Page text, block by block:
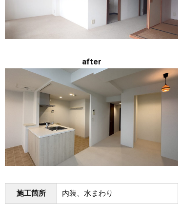
after
施工箇所 内装、水まわり